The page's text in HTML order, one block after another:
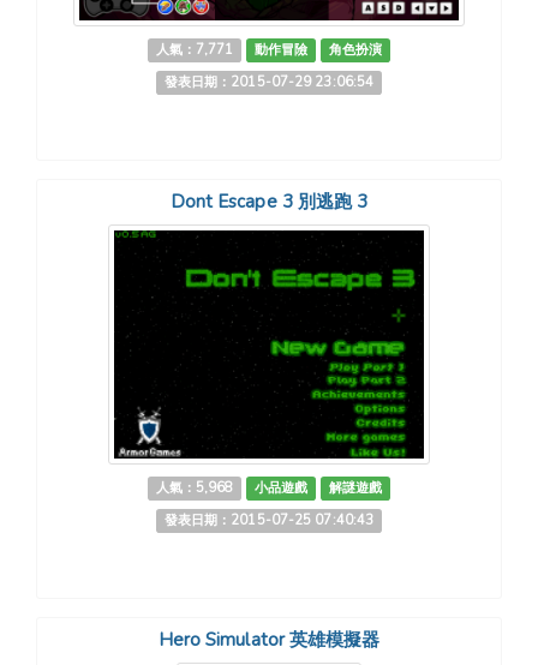
人氣：7,771 動作冒險
角色扮演
發表日期：2015-07-29 23:06:54
Dont Escape 3 別逃跑 3
人氣：5,968 小品遊戲
解謎遊戲
發表日期：2015-07-25 07:40:43
Hero Simulator 英雄模擬器